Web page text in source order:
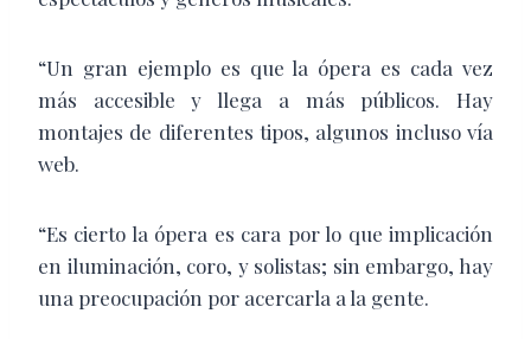
“Un gran ejemplo es que la ópera es cada vez
más accesible y llega a más públicos. Hay
montajes de diferentes tipos, algunos incluso vía
web.
“Es cierto la ópera es cara por lo que implicación
en iluminación, coro, y solistas; sin embargo, hay
una preocupación por acercarla a la gente.